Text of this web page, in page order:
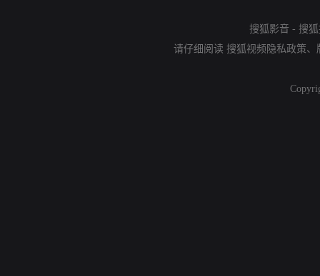
搜狐影音 - 搜
请仔细阅读 搜狐视频隐私政策、